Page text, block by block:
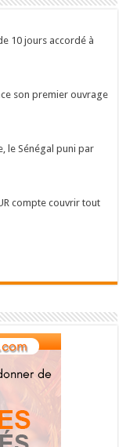
10 jours accordé à
son premier ouvrage
le Sénégal puni par
compte couvrir tout